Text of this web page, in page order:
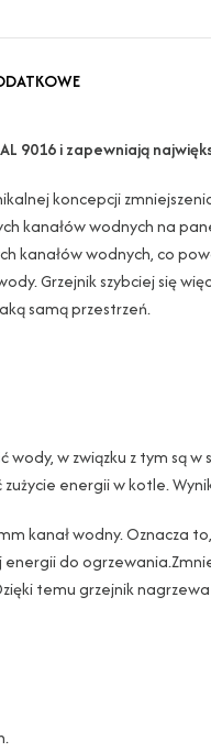
9016 i zapewniają
koncepcji
kanałów wodnych na
kanałów wodnych, co
Grzejnik szybciej się
samą przestrzeń.
wody, w związku z tym są
energii w kotle.
kanał wodny. Oznacza
do
temu grzejnik